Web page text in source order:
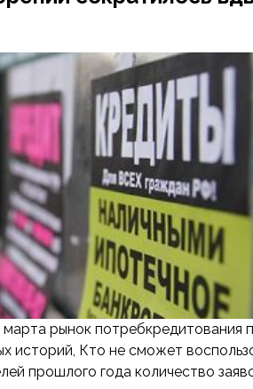
рынок потребкредитования
историй, Кто не сможет
прошлого года количество